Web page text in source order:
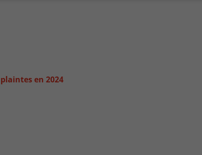
en 2024